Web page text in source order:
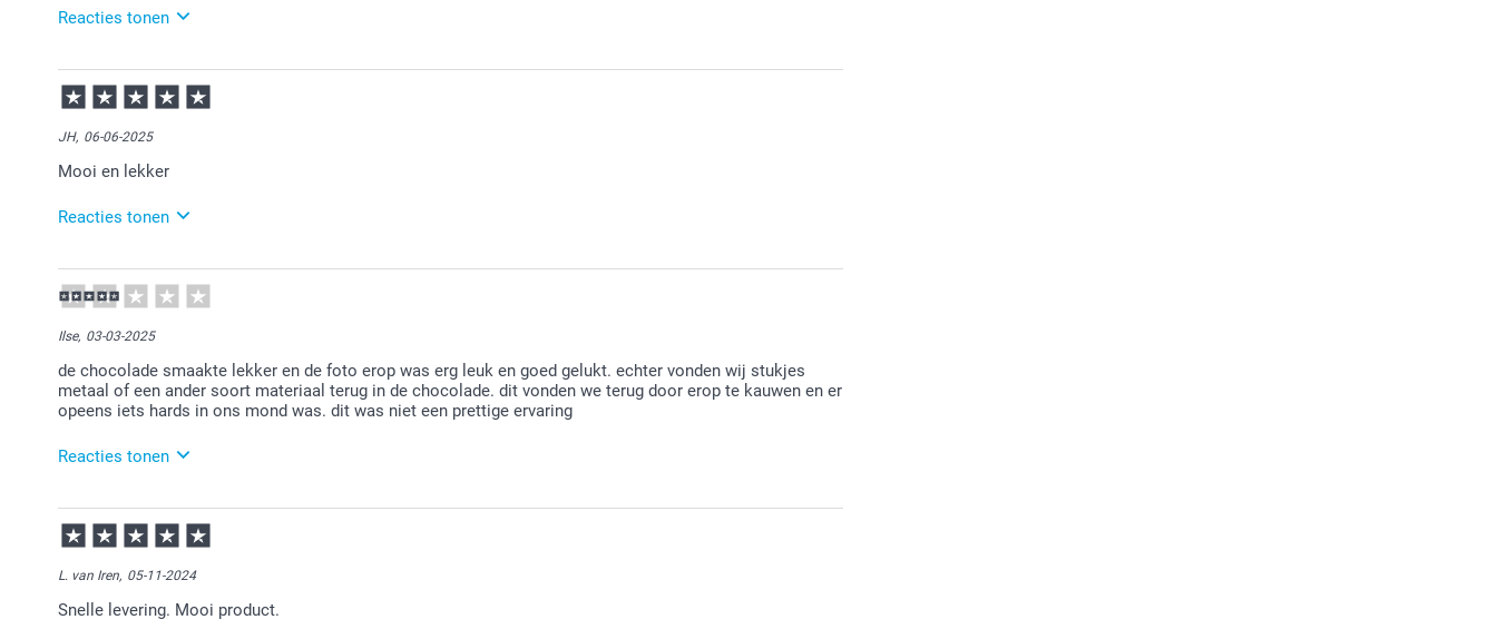
Reacties tonen
15-07-2025
13:30
Bedankt voor je review. Wat leuk dat je bij ons gepersonaliseerde chocola hebt besteld. Dit is erg
leuk om cadeau te geven. Eet smakelijk voor de ontvanger!
JH, 06-06-2025
Mooi en lekker
Reacties tonen
10-06-2025
16:13
Bedankt voor je review. Leuk om te horen dat je bij ons gepersonaliseerde chocola hebt besteld en
hier tevreden over bent. Veel plezier ervan en we zien je graag nog eens terug.
Ilse, 03-03-2025
de chocolade smaakte lekker en de foto erop was erg leuk en goed gelukt. echter vonden wij stukjes
metaal of een ander soort materiaal terug in de chocolade. dit vonden we terug door erop te kauwen en er
opeens iets hards in ons mond was. dit was niet een prettige ervaring
Reacties tonen
04-03-2025
09:39
Bedankt voor je bericht. Dat is erg vervelend te lezen. Je mag ons hier een mail oversturen. Wij
kijken samen naar een passende oplossing. Mijn excuses.
L. van Iren, 05-11-2024
Snelle levering. Mooi product.